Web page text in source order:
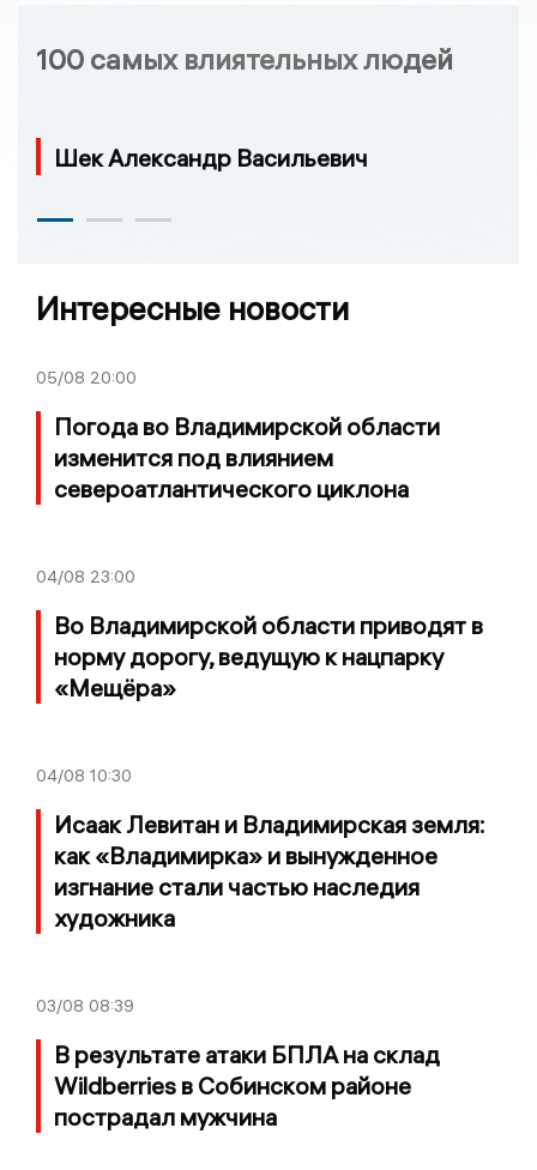
100 самых влиятельных людей
Шек Александр Васильевич
Интересные новости
05/08 20:00
Погода во Владимирской области
изменится под влиянием
североатлантического циклона
04/08 23:00
Во Владимирской области приводят в
норму дорогу, ведущую к нацпарку
«Мещёра»
04/08 10:30
Исаак Левитан и Владимирская земля:
как «Владимирка» и вынужденное
изгнание стали частью наследия
художника
03/08 08:39
В результате атаки БПЛА на склад
Wildberries в Собинском районе
пострадал мужчина